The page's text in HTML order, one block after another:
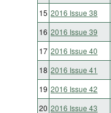
15 2016 Issue 38
16 2016 Issue 39
17 2016 Issue 40
18 2016 Issue 41
19 2016 Issue 42
20 2016 Issue 43